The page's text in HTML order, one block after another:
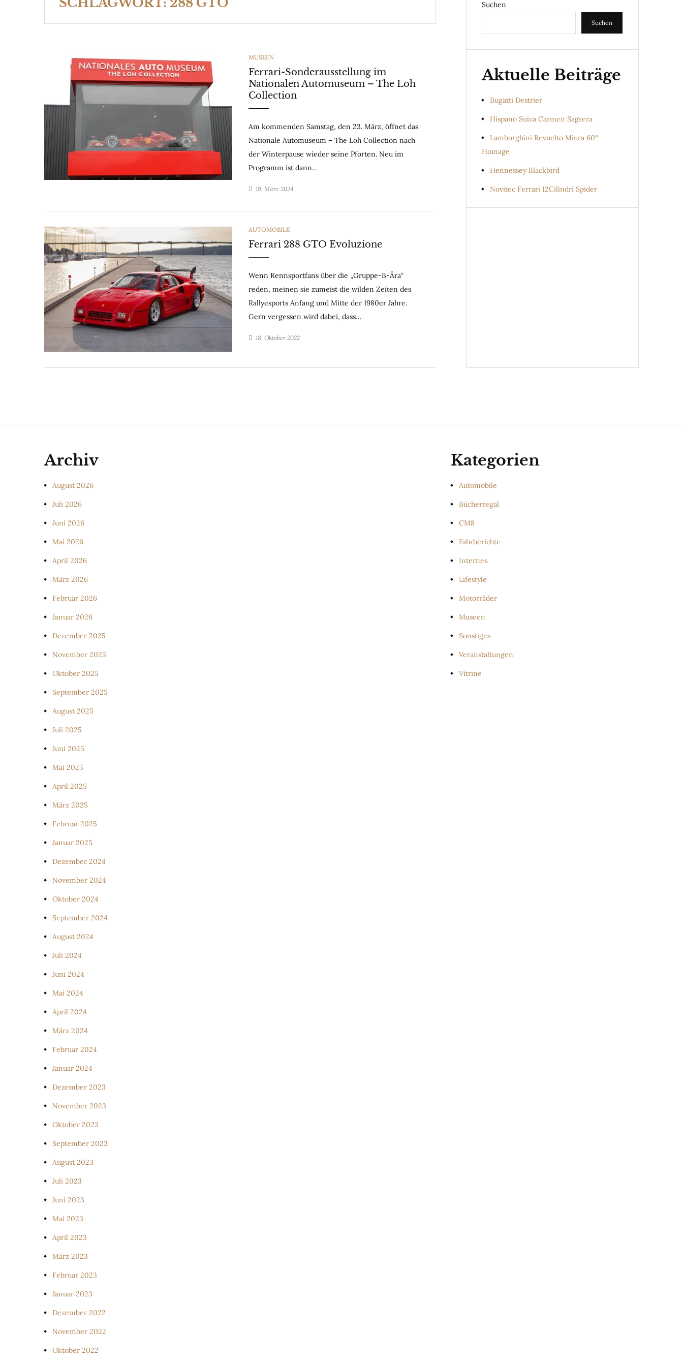
CATEGORIES
MUSEEN
Ferrari-Sonderausstellung im
Nationalen Automuseum – The Loh
Collection
Am kommenden Samstag, den 23. März, öffnet das
Nationale Automuseum – The Loh Collection nach
der Winterpause wieder seine Pforten. Neu im
Programm ist dann…
19. März 2024
CATEGORIES
AUTOMOBILE
Ferrari 288 GTO Evoluzione
Wenn Rennsportfans über die „Gruppe-B-Ära“
reden, meinen sie zumeist die wilden Zeiten des
Rallyesports Anfang und Mitte der 1980er Jahre.
Gern vergessen wird dabei, dass…
18. Oktober 2022
Suchen
Suchen
Aktuelle Beiträge
Bugatti Destrier
Hispano Suiza Carmen Sagrera
Lamborghini Revuelto Miura 60°
Homage
Hennessey Blackbird
Novitec Ferrari 12Cilindri Spider
Archiv
August 2026
Juli 2026
Juni 2026
Mai 2026
April 2026
März 2026
Februar 2026
Januar 2026
Dezember 2025
November 2025
Oktober 2025
September 2025
August 2025
Juli 2025
Juni 2025
Mai 2025
April 2025
März 2025
Februar 2025
Januar 2025
Dezember 2024
November 2024
Oktober 2024
September 2024
August 2024
Juli 2024
Juni 2024
Mai 2024
April 2024
März 2024
Februar 2024
Januar 2024
Dezember 2023
November 2023
Oktober 2023
September 2023
August 2023
Juli 2023
Juni 2023
Mai 2023
April 2023
März 2023
Februar 2023
Januar 2023
Dezember 2022
November 2022
Oktober 2022
Kategorien
Automobile
Bücherregal
CM8
Fahrberichte
Internes
Lifestyle
Motorräder
Museen
Sonstiges
Veranstaltungen
Vitrine